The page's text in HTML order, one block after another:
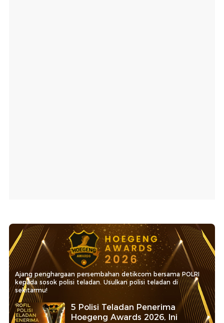
Ajang penghargaan persembahan detikcom bersama POLRI
kepada sosok polisi teladan. Usulkan polisi teladan di
sekitarmu!
5 Polisi Teladan Penerima
Hoegeng Awards 2026, Ini